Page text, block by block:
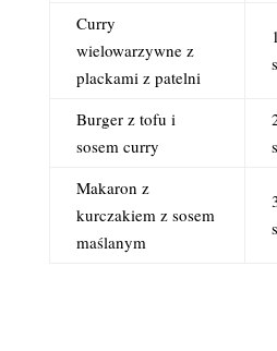
Curry
wielowarzywne z
plackami z patelni
Burger z tofu i
sosem curry
Makaron z
kurczakiem z sosem
maślanym